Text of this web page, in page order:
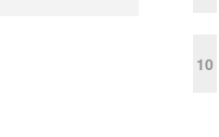
10